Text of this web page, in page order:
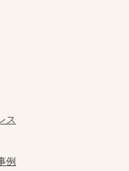
ス
例